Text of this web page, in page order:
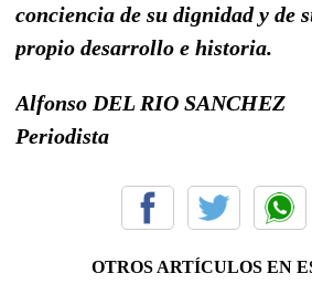
conciencia de su dignidad y de
propio desarrollo e historia.
Alfonso DEL RIO SANCHEZ
Periodista
OTROS ARTÍCULOS EN